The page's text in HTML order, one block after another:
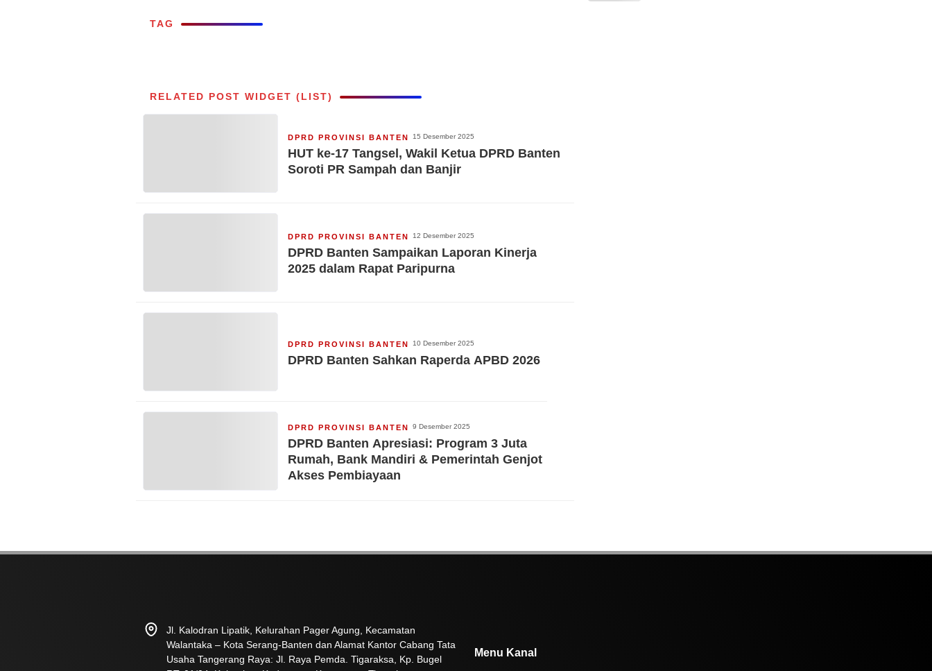
TAG
RELATED POST WIDGET (LIST)
DPRD PROVINSI BANTEN 15 Desember 2025
HUT ke-17 Tangsel, Wakil Ketua DPRD Banten
Soroti PR Sampah dan Banjir
DPRD PROVINSI BANTEN 12 Desember 2025
DPRD Banten Sampaikan Laporan Kinerja
2025 dalam Rapat Paripurna
DPRD PROVINSI BANTEN 10 Desember 2025
DPRD Banten Sahkan Raperda APBD 2026
DPRD PROVINSI BANTEN 9 Desember 2025
DPRD Banten Apresiasi: Program 3 Juta
Rumah, Bank Mandiri & Pemerintah Genjot
Akses Pembiayaan
Jl. Kalodran Lipatik, Kelurahan Pager Agung, Kecamatan
Walantaka – Kota Serang-Banten dan Alamat Kantor Cabang Tata
Usaha Tangerang Raya: Jl. Raya Pemda. Tigaraksa, Kp. Bugel
Menu Kanal